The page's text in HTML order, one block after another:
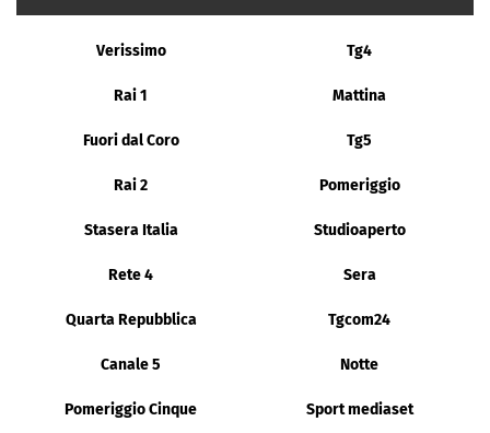
Verissimo Tg4
Rai 1 Mattina
Fuori dal Coro Tg5
Rai 2 Pomeriggio
Stasera Italia Studioaperto
Rete 4 Sera
Quarta Repubblica Tgcom24
Canale 5 Notte
Pomeriggio Cinque Sport mediaset